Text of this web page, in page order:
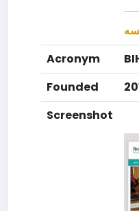
Acronym
Founded
Screenshot